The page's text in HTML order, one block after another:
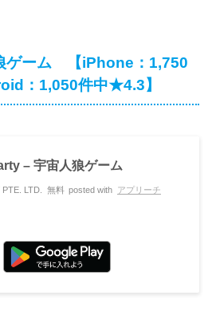
ゲーム 【iPhone：1,750
：1,050件中★4.3】
– 宇宙人狼ゲーム
LTD. 無料 posted with アプリーチ